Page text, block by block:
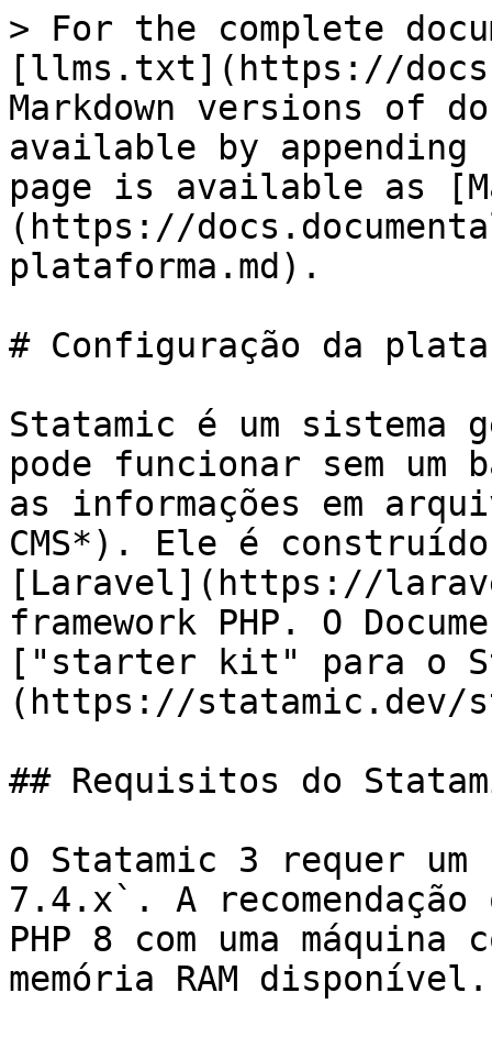
> For the complete
[llms.txt](https://
Markdown versions of
available by
page is available as
(https://
plataforma.md).
# Configuração da
Statamic é um sistema
pode funcionar sem um
as informações em
CMS*). Ele é construído
[Laravel](https://
framework PHP. O
["starter kit" para o
(https://
## Requisitos do
O Statamic 3 requer um
7.4.x`. A
PHP 8 com uma máquina
memória RAM disponível.